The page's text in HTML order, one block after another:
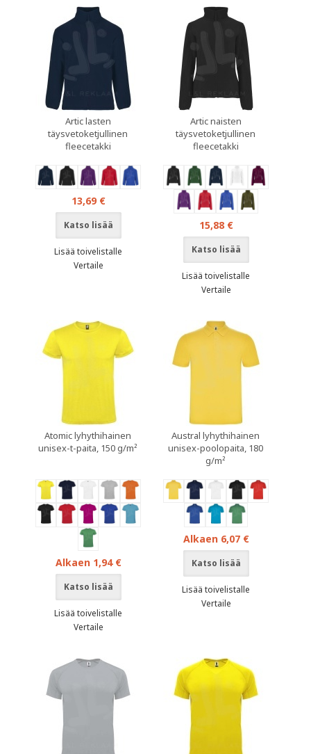
Artic lasten
täysvetoketjullinen
fleecetakki
13,69 €
Katso lisää
Lisää toivelistalle
Vertaile
Artic naisten
täysvetoketjullinen
fleecetakki
15,88 €
Katso lisää
Lisää toivelistalle
Vertaile
Atomic lyhythihainen
unisex-t-paita, 150 g/m²
Alkaen 1,94 €
Katso lisää
Lisää toivelistalle
Vertaile
Austral lyhythihainen
unisex-poolopaita, 180
g/m²
Alkaen 6,07 €
Katso lisää
Lisää toivelistalle
Vertaile